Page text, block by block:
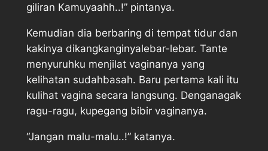
giliran Kamuyaahh..!” pintanya.
Kemudian dia berbaring di tempat tidur dan
kakinya dikangkanginyalebar-lebar. Tante
menyuruhku menjilat vaginanya yang
kelihatan sudahbasah. Baru pertama kali itu
kulihat vagina secara langsung. Denganagak
ragu-ragu, kupegang bibir vaginanya.
“Jangan malu-malu..!” katanya.